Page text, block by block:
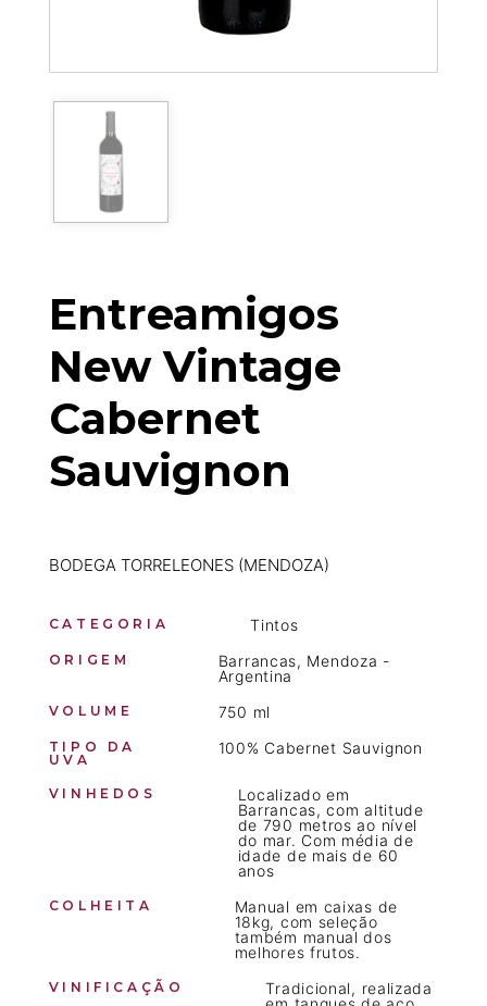
Entreamigos
New Vintage
Cabernet
Sauvignon
BODEGA TORRELEONES (MENDOZA)
CATEGORIA Tintos
ORIGEM
Barrancas, Mendoza -
Argentina
VOLUME 750 ml
TIPO DA
UVA
100% Cabernet Sauvignon
VINHEDOS
Localizado em
Barrancas, com altitude
de 790 metros ao nível
do mar. Com média de
idade de mais de 60
anos
COLHEITA
Manual em caixas de
18kg, com seleção
também manual dos
melhores frutos.
VINIFICAÇÃO
Tradicional, realizada